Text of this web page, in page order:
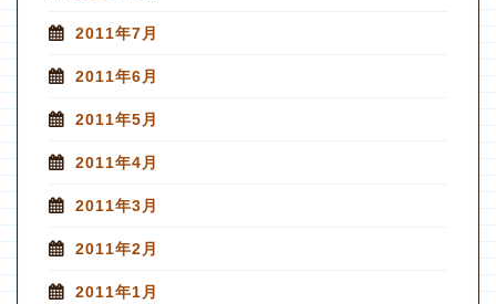
2011年7月
2011年6月
2011年5月
2011年4月
2011年3月
2011年2月
2011年1月